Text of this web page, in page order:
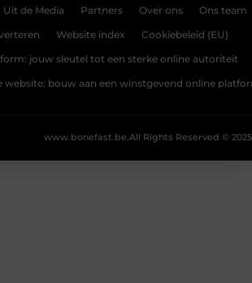
Uit de Media Partners Over ons Ons team
Website index Cookiebeleid (EU)
jouw sleutel tot een sterke online autoriteit
website: bouw aan een winstgevend online
All Rights Reserved © 2025
www.bonefast.be.